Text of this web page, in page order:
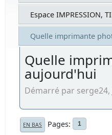
Espace IMPRESSION,
Quelle imprimante
Quelle
aujourd'hui
Démarré par serge24,
EN BAS Pages 1